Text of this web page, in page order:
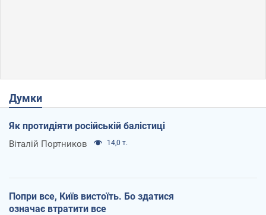
Думки
Як протидіяти російській балістиці
Віталій Портников 14,0 т.
Попри все, Київ вистоїть. Бо здатися
означає втратити все